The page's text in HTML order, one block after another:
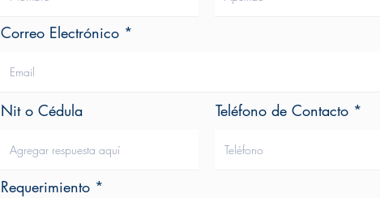
Correo Electrónico
Nit o Cédula Teléfono de Contacto
Requerimiento